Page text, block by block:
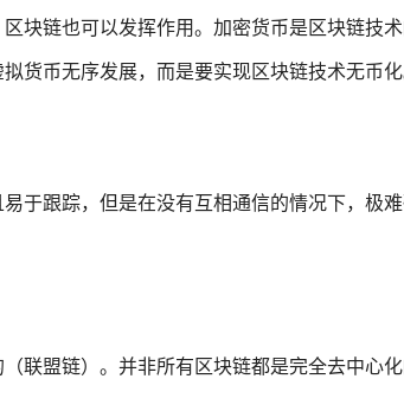
块链也可以发挥作用。加密货币是区块链技术
货币无序发展，而是要实现区块链技术无币化
于跟踪，但是在没有互相通信的情况下，极
联盟链）。并非所有区块链都是完全去中心